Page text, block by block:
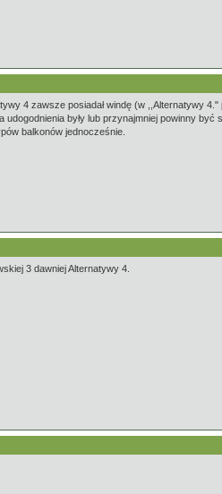
4 zawsze posiadał windę (w ,,Alternatywy
były lub przynajmniej powinny być
balkonów jednocześnie.
3 dawniej Alternatywy 4.